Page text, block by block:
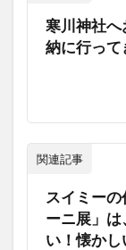
寒川神社
納に行って
関連記事
スイミー
ーニ展」
い！懐かし